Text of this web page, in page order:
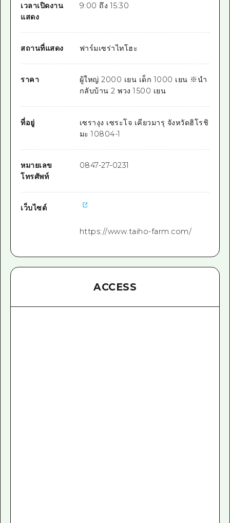
เวลาเปิดงาน
แสดง
9:00 ถึง 15:30
สถานที่แสดง ฟาร์มเซร่าไทโฮะ
ราคา
ผู้ใหญ่ 2000 เยน เด็ก 1000 เยน ※นำ
กลับบ้าน 2 พวง 1500 เยน
ที่อยู่
เซรางุง เซระโจ เคียวมารุ จังหวัดฮิโรชิ
มะ 10804-1
หมายเลข
โทรศัพท์
0847-27-0231
เว็บไซต์
https://www.taiho-farm.com/
ACCESS